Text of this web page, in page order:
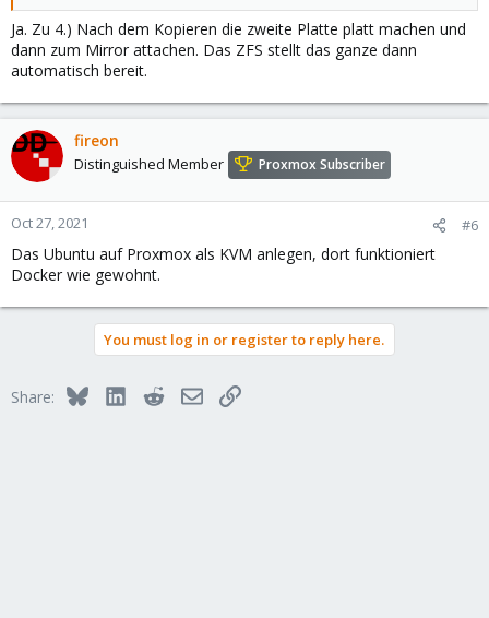
Klappt das so?
Ja. Zu 4.) Nach dem Kopieren die zweite Platte platt machen und
dann zum Mirror attachen. Das ZFS stellt das ganze dann
automatisch bereit.
fireon
Distinguished Member Proxmox Subscriber
Oct 27, 2021 #6
Das Ubuntu auf Proxmox als KVM anlegen, dort funktioniert
Docker wie gewohnt.
You must log in or register to reply here.
Share: BlueskyLinkedInRedditEmailLink